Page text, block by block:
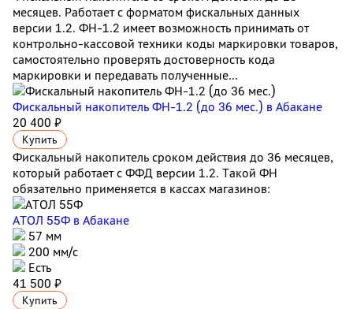
месяцев. Работает с форматом фискальных данных
версии 1.2. ФН-1.2 имеет возможность принимать от
контрольно-кассовой техники коды маркировки товаров,
самостоятельно проверять достоверность кода
маркировки и передавать полученные...
Фискальный накопитель ФН-1.2 (до 36 мес.) в Абакане
20 400 ₽
Купить
Фискальный накопитель сроком действия до 36 месяцев,
который работает с ФФД версии 1.2. Такой ФН
обязательно применяется в кассах магазинов:
АТОЛ 55Ф в Абакане
57 мм
200 мм/с
Есть
41 500 ₽
Купить